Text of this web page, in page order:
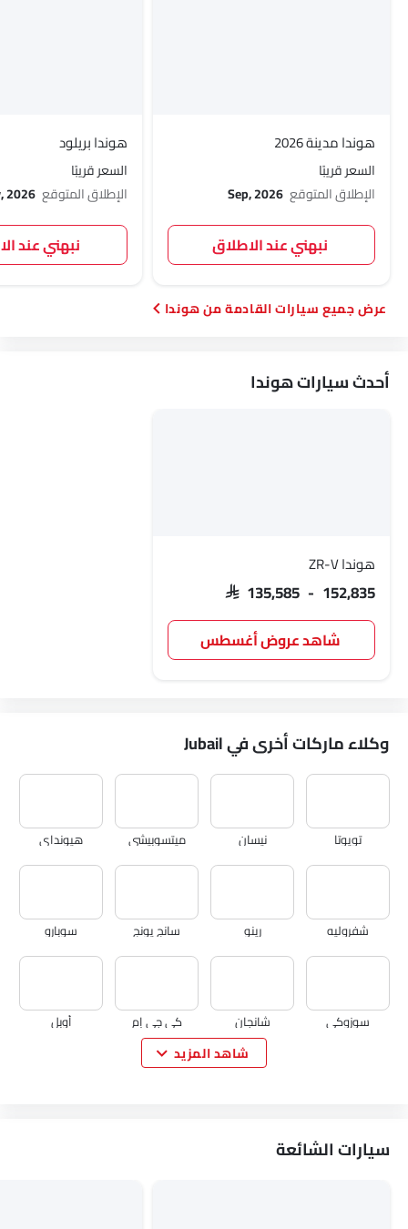
هوندا مدينة 2026
السعر قريبًا
الإطلاق المتوقع Sep, 2026
نبهني عند الاطلاق
هوندا بريلود
السعر قريبًا
الإطلاق المتوقع 2026
نبهني عند
سيارات القادمة من هوندا
أحدث سيارات هوندا
هوندا ZR-V
SAR 135,585 - 152,835
شاهد عروض أغسطس
وكلاء ماركات أخرى في Jubail
تويوتا نيسان ميتسوبيشي هيونداي
شفروليه رينو سانج يونج سوبارو
سوزوكي شانجان كي جي إم أوبل
شاهد المزيد
سيارات الشائعة